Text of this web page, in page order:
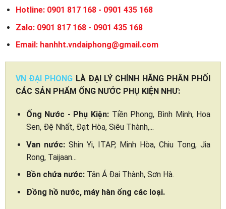
Hotline: 0901 817 168 - 0901 435 168
Zalo: 0901 817 168 - 0901 435 168
Email: hanhht.vndaiphong@gmail.com
VN ĐẠI PHONG LÀ ĐẠI LÝ CHÍNH HÃNG PHÂN PHỐI
CÁC SẢN PHẨM ỐNG NƯỚC PHỤ KIỆN NHƯ:
Ống Nước - Phụ Kiện: Tiền Phong, Bình Minh, Hoa
Sen, Đệ Nhất, Đạt Hòa, Siêu Thành,...
Van nước:Shin Yi, ITAP, Minh Hòa, Chiu Tong, Jia
Rong, Taijaan...
Bồn chứa nước:Tân Á Đại Thành, Sơn Hà.
Đồng hồ nước, máy hàn ống các loại.